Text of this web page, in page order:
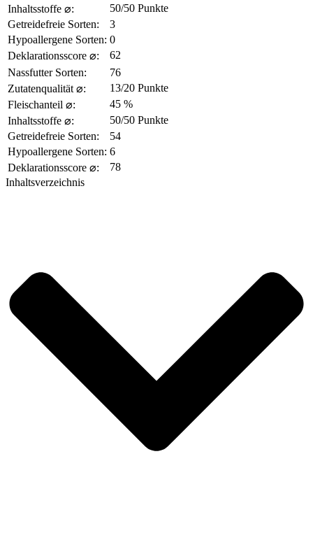
Inhaltsstoffe ⌀:
50/50 Punkte
Getreidefreie Sorten:
3
Hypoallergene Sorten: 0
Deklarationsscore ⌀:
62
Nassfutter Sorten:
76
Zutatenqualität ⌀:
13/20 Punkte
Fleischanteil ⌀:
45 %
Inhaltsstoffe ⌀:
50/50 Punkte
Getreidefreie Sorten:
54
Hypoallergene Sorten: 6
Deklarationsscore ⌀:
78
Inhaltsverzeichnis​